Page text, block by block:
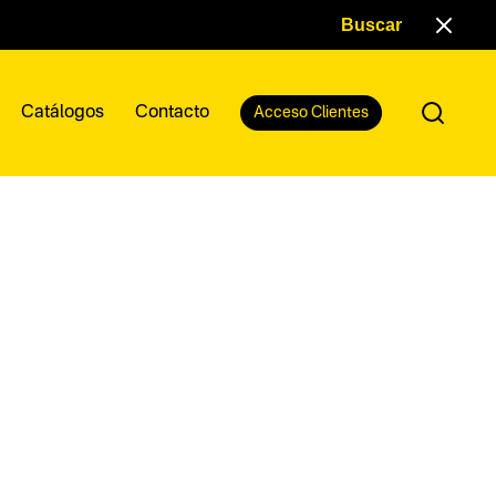
Catálogos Contacto Acceso Clientes